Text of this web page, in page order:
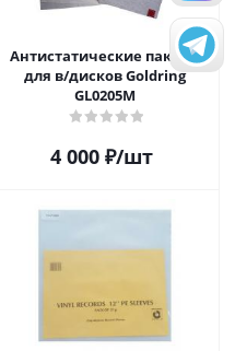
Антистатические пакеты
для в/дисков Goldring
GL0205M
4 000₽/шт